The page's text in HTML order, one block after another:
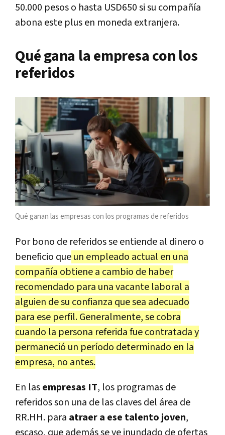
50.000 pesos o hasta USD650 si su compañía
abona este plus en moneda extranjera.
Qué gana la empresa con los
referidos
Qué ganan las empresas con los programas de referidos
Por bono de referidos se entiende al dinero o
beneficio queun empleado actual en una
compañía obtiene a cambio de haber
recomendado para una vacante laboral a
alguien de su confianza que sea adecuado
para ese perfil. Generalmente, se cobra
cuando la persona referida fue contratada y
permaneció un período determinado en la
empresa, no antes.
En lasempresas IT, los programas de
referidos son una de las claves del área de
RR.HH. para atraer a ese talento joven,